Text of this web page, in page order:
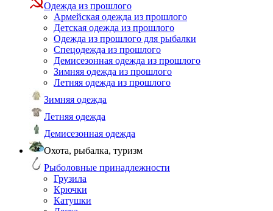
Одежда из прошлого
Армейская одежда из прошлого
Детская одежда из прошлого
Одежда из прошлого для рыбалки
Спецодежда из прошлого
Демисезонная одежда из прошлого
Зимняя одежда из прошлого
Летняя одежда из прошлого
Зимняя одежда
Летняя одежда
Демисезонная одежда
Охота, рыбалка, туризм
Рыболовные принадлежности
Грузила
Крючки
Катушки